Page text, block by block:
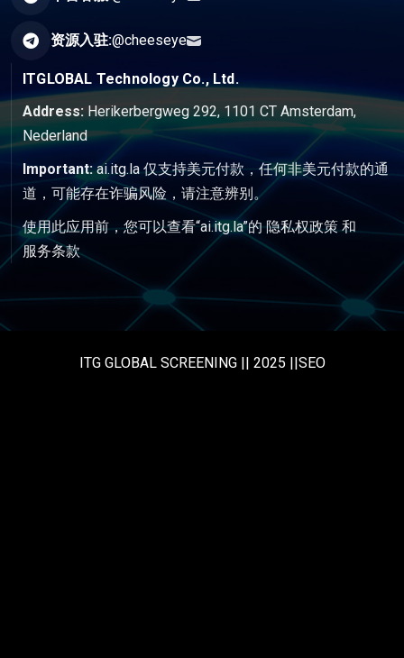
资源入驻:@cheeseye
ITGLOBAL Technology Co., Ltd.
Address: Herikerbergweg 292, 1101 CT Amsterdam,
Nederland
Important:ai.itg.la 仅支持美元付款，任何非美元付款的通
道，可能存在诈骗风险，请注意辨别。
使用此应用前，您可以查看“ai.itg.la”的隐私权政策和
服务条款
ITG GLOBAL SCREENING || 2025 ||SEO